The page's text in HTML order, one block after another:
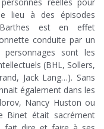
lieu à des épisodes
Barthes est en effet
conduite par un
sont les
(BHL, Sollers,
Jack Lang…). Sans
également dans les
Nancy Huston ou
Binet était sacrément